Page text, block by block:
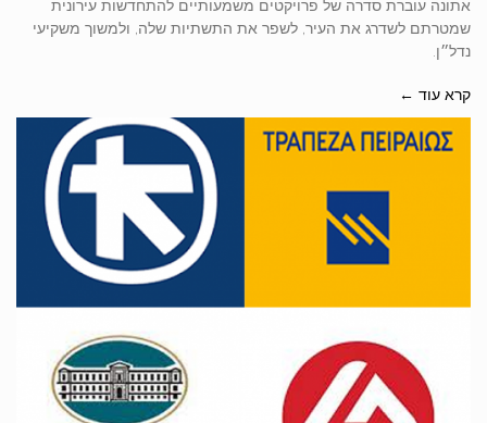
אתונה עוברת סדרה של פרויקטים משמעותיים להתחדשות עירונית
שמטרתם לשדרג את העיר, לשפר את התשתיות שלה, ולמשוך משקיעי
נדל״ן.
קרא עוד ←